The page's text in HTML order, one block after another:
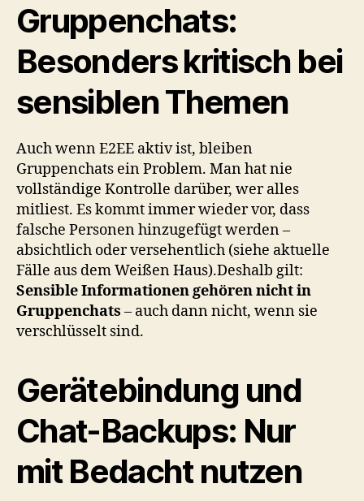
Gruppenchats:
Besonders kritisch bei
sensiblen Themen
Auch wenn E2EE aktiv ist, bleiben
Gruppenchats ein Problem. Man hat nie
vollständige Kontrolle darüber, wer alles
mitliest. Es kommt immer wieder vor, dass
falsche Personen hinzugefügt werden –
absichtlich oder versehentlich (siehe aktuelle
Fälle aus dem Weißen Haus).Deshalb gilt:
Sensible Informationen gehören nicht in
Gruppenchats – auch dann nicht, wenn sie
verschlüsselt sind.
Gerätebindung und
Chat-Backups: Nur
mit Bedacht nutzen